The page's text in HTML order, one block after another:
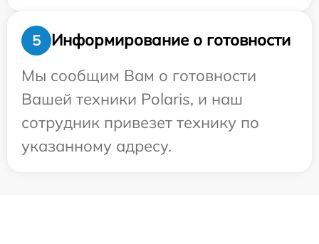
5
Информирование о готовности
Мы сообщим Вам о готовности
Вашей техники Polaris, и наш
сотрудник привезет технику по
указанному адресу.